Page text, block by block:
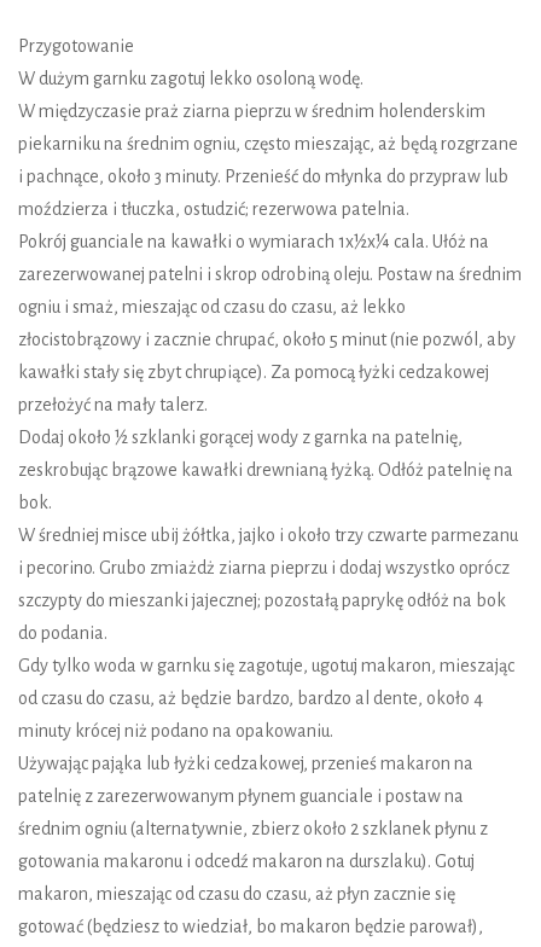
Przygotowanie
W dużym garnku zagotuj lekko osoloną wodę.
W międzyczasie praż ziarna pieprzu w średnim holenderskim
piekarniku na średnim ogniu, często mieszając, aż będą rozgrzane
i pachnące, około 3 minuty. Przenieść do młynka do przypraw lub
moździerza i tłuczka, ostudzić; rezerwowa patelnia.
Pokrój guanciale na kawałki o wymiarach 1x½x¼ cala. Ułóż na
zarezerwowanej patelni i skrop odrobiną oleju. Postaw na średnim
ogniu i smaż, mieszając od czasu do czasu, aż lekko
złocistobrązowy i zacznie chrupać, około 5 minut (nie pozwól, aby
kawałki stały się zbyt chrupiące). Za pomocą łyżki cedzakowej
przełożyć na mały talerz.
Dodaj około ½ szklanki gorącej wody z garnka na patelnię,
zeskrobując brązowe kawałki drewnianą łyżką. Odłóż patelnię na
bok.
W średniej misce ubij żółtka, jajko i około trzy czwarte parmezanu
i pecorino. Grubo zmiażdż ziarna pieprzu i dodaj wszystko oprócz
szczypty do mieszanki jajecznej; pozostałą paprykę odłóż na bok
do podania.
Gdy tylko woda w garnku się zagotuje, ugotuj makaron, mieszając
od czasu do czasu, aż będzie bardzo, bardzo al dente, około 4
minuty krócej niż podano na opakowaniu.
Używając pająka lub łyżki cedzakowej, przenieś makaron na
patelnię z zarezerwowanym płynem guanciale i postaw na
średnim ogniu (alternatywnie, zbierz około 2 szklanek płynu z
gotowania makaronu i odcedź makaron na durszlaku). Gotuj
makaron, mieszając od czasu do czasu, aż płyn zacznie się
gotować (będziesz to wiedział, bo makaron będzie parował),